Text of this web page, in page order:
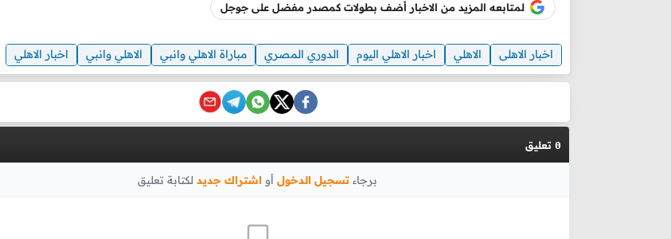
لمتابعه المزيد من الاخبار أضف بطولات كمصدر مفضل على جوجل
اخبار الاهلى الاهلي اخبار الاهلي اليوم الدوري المصري مباراة الاهلي وانبي الاهلي وانبي اخبار الاهلي
0 تعليق
برجاء تسجيل الدخول أو اشتراك جديد لكتابة تعليق